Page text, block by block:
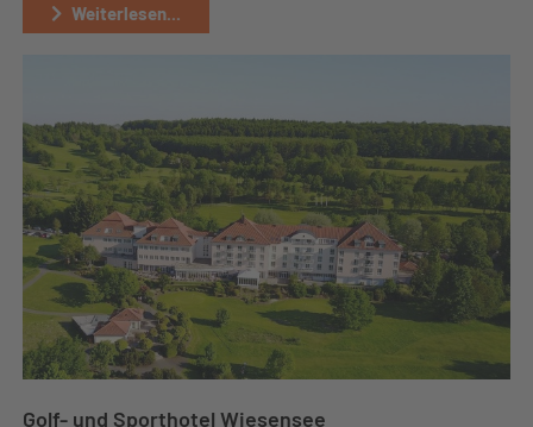
Weiterlesen...
Golf- und Sporthotel Wiesensee